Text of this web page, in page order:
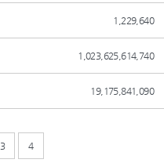
1,229,640
1,023,625,614,740
19,175,841,090
3 4